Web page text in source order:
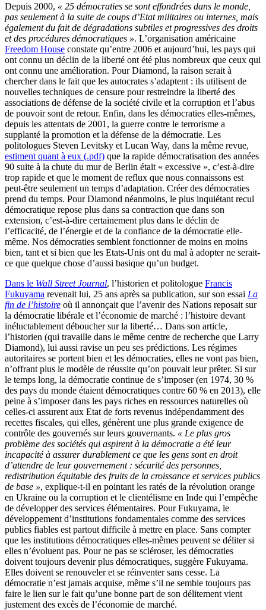
Depuis 2000, « 25 démocraties se sont effondrées dans le monde,
pas seulement à la suite de coups d’Etat militaires ou internes, mais
également du fait de dégradations subtiles et progressives des droits
et des procédures démocratiques ». L’organisation américaine
Freedom House constate qu’entre 2006 et aujourd’hui, les pays qui
ont connu un déclin de la liberté ont été plus nombreux que ceux qui
ont connu une amélioration. Pour Diamond, la raison serait à
chercher dans le fait que les autocrates s’adaptent : ils utilisent de
nouvelles techniques de censure pour restreindre la liberté des
associations de défense de la société civile et la corruption et l’abus
de pouvoir sont de retour. Enfin, dans les démocraties elles-mêmes,
depuis les attentats de 2001, la guerre contre le terrorisme a
supplanté la promotion et la défense de la démocratie. Les
politologues Steven Levitsky et Lucan Way, dans la même revue,
estiment quant à eux (.pdf) que la rapide démocratisation des années
90 suite à la chute du mur de Berlin était « excessive », c’est-à-dire
trop rapide et que le moment de reflux que nous connaissons est
peut-être seulement un temps d’adaptation. Créer des démocraties
prend du temps. Pour Diamond néanmoins, le plus inquiétant recul
démocratique repose plus dans sa contraction que dans son
extension, c’est-à-dire certainement plus dans le déclin de
l’efficacité, de l’énergie et de la confiance de la démocratie elle-
même. Nos démocraties semblent fonctionner de moins en moins
bien, tant et si bien que les Etats-Unis ont du mal à adopter ne serait-
ce que quelque chose d’aussi basique qu’un budget.
Dans le Wall Street Journal, l’historien et politologue Francis
Fukuyama revenait lui, 25 ans après sa publication, sur son essai La
fin de l’histoire où il annonçait que l’avenir des Nations reposait sur
la démocratie libérale et l’économie de marché : l’histoire devant
inéluctablement déboucher sur la liberté… Dans son article,
l’historien (qui travaille dans le même centre de recherche que Larry
Diamond), lui aussi ravise un peu ses prédictions. Les régimes
autoritaires se portent bien et les démocraties, elles ne vont pas bien,
n’offrant plus le modèle de réussite qu’on pouvait leur prêter. Si sur
le temps long, la démocratie continue de s’imposer (en 1974, 30 %
des pays du monde étaient démocratiques contre 60 % en 2013), elle
peine à s’imposer dans les pays riches en ressources naturelles où
celles-ci assurent aux Etat de forts revenus indépendamment des
recettes fiscales, qui elles, génèrent une plus grande exigence de
contrôle des gouvernés sur leurs gouvernants. « Le plus gros
problème des sociétés qui aspirent à la démocratie a été leur
incapacité à assurer durablement ce que les gens sont en droit
d’attendre de leur gouvernement : sécurité des personnes,
redistribution équitable des fruits de la croissance et services publics
de base », explique-t-il en pointant les ratés de la révolution orange
en Ukraine ou la corruption et le clientélisme en Inde qui l’empêche
de développer des services élémentaires. Pour Fukuyama, le
développement d’institutions fondamentales comme des services
publics fiables est partout difficile à mettre en place. Sans compter
que les institutions démocratiques elles-mêmes peuvent se déliter si
elles n’évoluent pas. Pour ne pas se scléroser, les démocraties
doivent toujours devenir plus démocratiques, suggère Fukuyama.
Elles doivent se renouveler et se réinventer sans cesse. La
démocratie n’est jamais acquise, même s’il ne semble toujours pas
faire le lien sur le fait qu’une bonne part de son délitement vient
justement des excès de l’économie de marché.